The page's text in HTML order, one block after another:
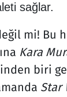
sağlar.
mi! Bu
Kara
biri
Star
Bilim